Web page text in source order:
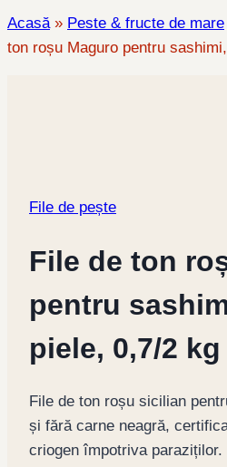
Acasă» Peste & fructe de mare
ton roșu Maguro pentru
File de pește
File de ton
pentru
piele, 0,7/2 kg
File de ton roșu sicilian
și fără carne neagră,
criogen împotriva paraziților.